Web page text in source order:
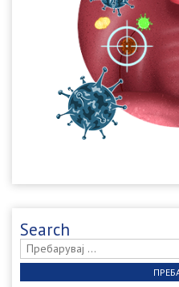
Search
Пребарувај
за: